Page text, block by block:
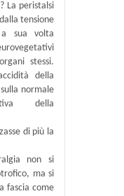
La peristalsi
tensione
sua volta
stessi.
della
normale
della
di più la
non si
ma si
fascia come